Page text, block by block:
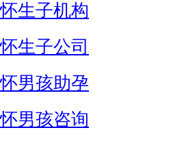
生子机构
生子公司
男孩助孕
男孩咨询